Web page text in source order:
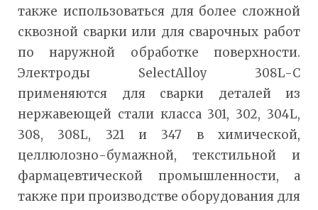
также использоваться для более сложной
сквозной сварки или для сварочных работ
по наружной обработке поверхности.
Электроды SelectAlloy 308L-C
применяются для сварки деталей из
нержавеющей стали класса 301, 302, 304L,
308, 308L, 321 и 347 в химической,
целлюлозно-бумажной, текстильной и
фармацевтической промышленности, а
также при производстве оборудования для